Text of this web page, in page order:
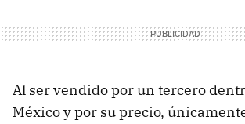
Al ser vendido por un tercero
México y por su precio,